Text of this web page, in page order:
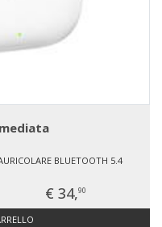
BLUETOOTH 5.4
€ 34,90